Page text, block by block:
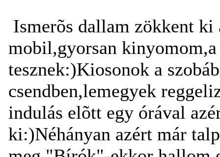
Ismerõs dallam zökkent
mobil,gyorsan
tesznek:)Kiosonok a
csendben,lemegyek
indulás elõtt egy órával
ki:)Néhányan azért már